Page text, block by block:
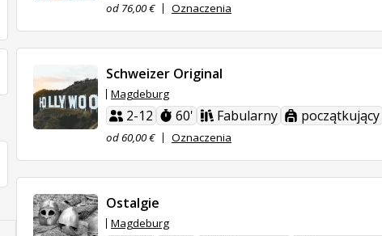
od 76,00 €
Oznaczenia
Schweizer Original
Magdeburg
2-12 60' Fabularny początkujący
od 60,00 €
Oznaczenia
Ostalgie
Magdeburg